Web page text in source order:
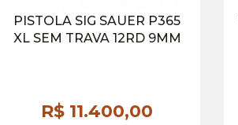
PISTOLA SIG SAUER P365
XL SEM TRAVA 12RD 9MM
R$ 11.400,00